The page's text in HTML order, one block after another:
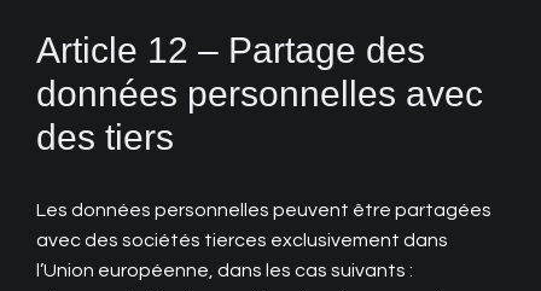
Article 12 – Partage des
données personnelles avec
des tiers
Les données personnelles peuvent être partagées
avec des sociétés tierces exclusivement dans
l’Union européenne, dans les cas suivants :